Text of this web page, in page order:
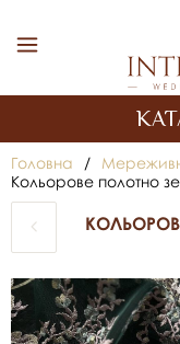
Головна /
Кольорове полотно